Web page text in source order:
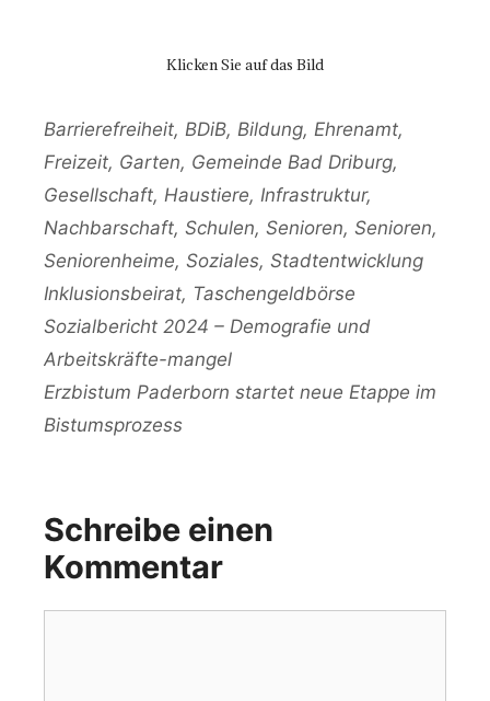
Klicken Sie auf das Bild
Kategorien
Barrierefreiheit, BDiB, Bildung, Ehrenamt,
Freizeit, Garten, Gemeinde Bad Driburg,
Gesellschaft, Haustiere, Infrastruktur,
Nachbarschaft, Schulen, Senioren, Senioren,
Seniorenheime, Soziales, Stadtentwicklung
Schlagwörter
Inklusionsbeirat, Taschengeldbörse
Sozialbericht 2024 – Demografie und
Arbeitskräfte-mangel
Erzbistum Paderborn startet neue Etappe im
Bistumsprozess
Schreibe einen
Kommentar